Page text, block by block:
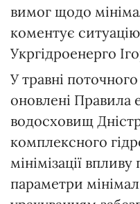
вимог щодо
коментує
Укргідроенерго
У травні
оновлені Правила
водосховищ
комплексного
мінімізації
параметри